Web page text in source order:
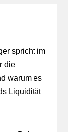
spricht im
die
warum es
Liquidität